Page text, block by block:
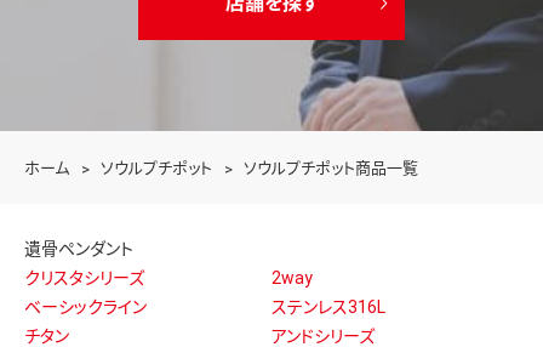
ホーム ソウルプチポット ソウルプチポット商品一覧
遺骨ペンダント
クリスタシリーズ
2way
ベーシックライン
ステンレス316L
チタン
アンドシリーズ